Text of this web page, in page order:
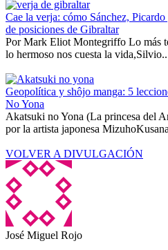
Cae la verja: cómo Sánchez,
de posiciones de Gibraltar
Por Mark Eliot Montegriffo Lo más
lo hermoso nos cuesta la
Geopolítica y shôjo manga: 5
No Yona
Akatsuki no Yona (La princesa del
por la artista japonesa
VOLVER A DIVULGACIÓN
José Miguel Rojo